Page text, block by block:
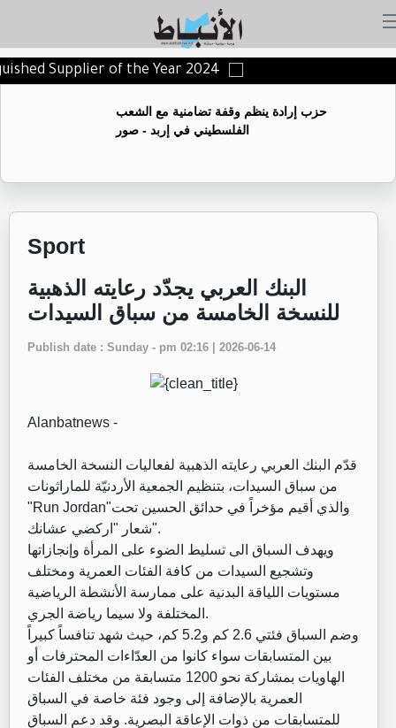
Supplier of the Year 2024
حزب إرادة ينظم وقفة تضامنية مع الشعب
الفلسطيني في إربد - صور
Sport
البنك العربي يجدّد رعايته الذهبية
للنسخة الخامسة من سباق السيدات
Publish date : Sunday - pm 02:16 | 2026-06-14
Alanbatnews -
قدّم البنك العربي رعايته الذهبية لفعاليات النسخة الخامسة
من سباق السيدات، بتنظيم الجمعية الأردنيّة للماراثونات
"Run Jordan"والذي أقيم مؤخراً في حدائق الحسين تحت
شعار "اركضي عشانك".
ويهدف السباق الى تسليط الضوء على المرأة وإنجازاتها
وتشجيع السيدات من كافة الفئات العمرية ومختلف
مستويات اللياقة البدنية على ممارسة الأنشطة الرياضية
المختلفة ولا سيما رياضة الجري.
وضم السباق فئتي 2.6 كم و5.2 كم، حيث شهد تنافساً كبيراً
بين المتسابقات سواء كانوا من العدّاءات المحترفات أو
الهاويات بمشاركة نحو 1200 متسابقة من مختلف الفئات
العمرية بالإضافة إلى وجود فئة خاصة في السباق
للمتسابقات من ذوات الإعاقة البصرية. وقد دعم السباق